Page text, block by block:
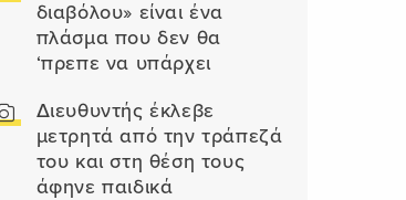
διαβόλου» είναι ένα
πλάσμα που δεν θα
‘πρεπε να υπάρχει
Διευθυντής έκλεβε
μετρητά από την τράπεζά
του και στη θέση τους
άφηνε παιδικά